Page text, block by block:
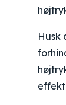
Husk